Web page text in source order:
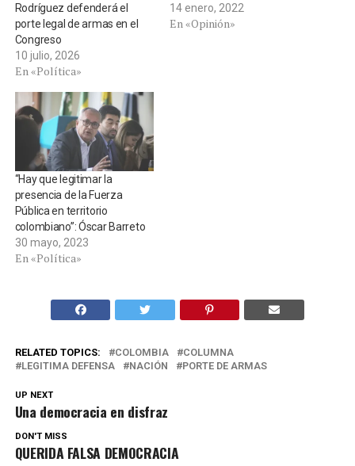
Rodríguez defenderá el
porte legal de armas en el
Congreso
10 julio, 2026
En «Política»
14 enero, 2022
En «Opinión»
“Hay que legitimar la
presencia de la Fuerza
Pública en territorio
colombiano”: Óscar Barreto
30 mayo, 2023
En «Política»
RELATED TOPICS: COLOMBIA
COLUMNA
LEGITIMA DEFENSA
NACIÓN PORTE DE ARMAS
UP NEXT
Una democracia en disfraz
DON'T MISS
QUERIDA FALSA DEMOCRACIA